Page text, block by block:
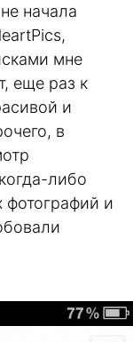
начала
мне
еще раз к
и
в
либо
фотографий и